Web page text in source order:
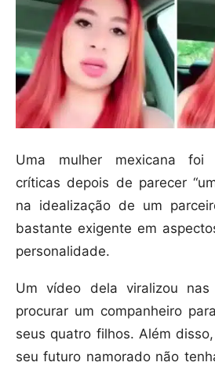
Uma mulher mexicana foi
críticas depois de parecer
na idealização de um
bastante exigente em
personalidade.
Um vídeo dela viralizou
procurar um companheiro
seus quatro filhos. Além
seu futuro namorado não